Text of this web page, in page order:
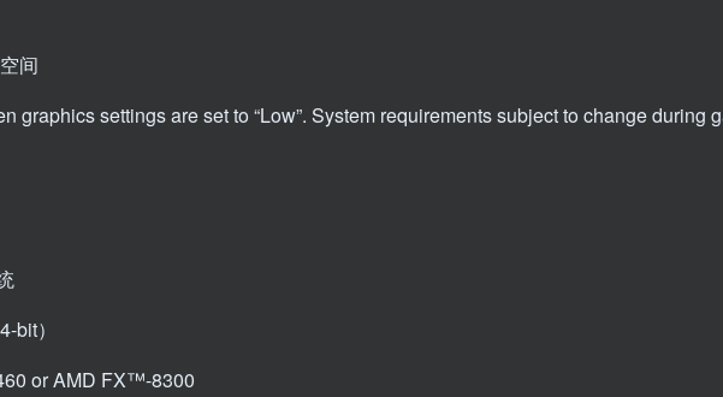
间
graphics settings are set to “Low”. System requirements subject to change during
bit）
or AMD FX™-8300